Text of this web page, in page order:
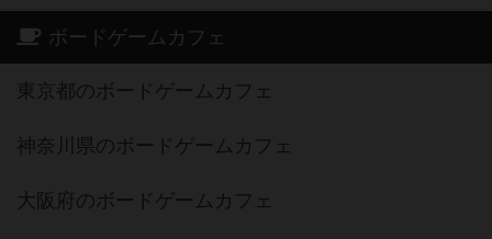
ボードゲームカフェ
東京都のボードゲームカフェ
神奈川県のボードゲームカフェ
大阪府のボードゲームカフェ